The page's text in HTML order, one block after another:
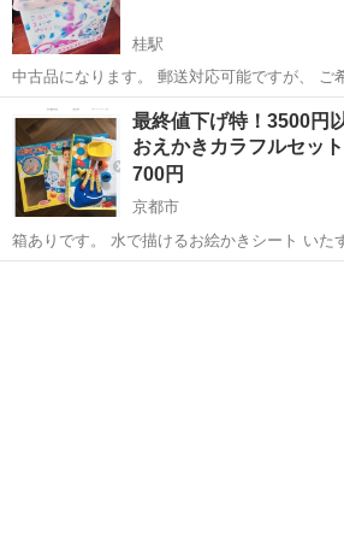
桂駅
中古品になります。 郵送対応可能ですが、 ご希望の場合は、ゆうパッ
ク送料1,780円別途かかります
京都 京都市 桂駅 おもちゃ
最終値下げ特！3500円
おえかきカラフルセッ
700円
京都市
箱ありです。 水で描けるお絵かきシート いた
全！ ペン先、写っていませんが二本あります